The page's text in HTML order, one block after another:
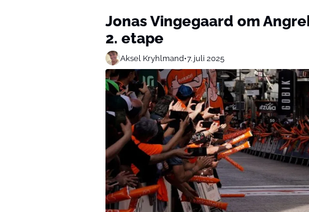
Jonas Vingegaard om
2. etape
Aksel Kryhlmand•7. juli 2025